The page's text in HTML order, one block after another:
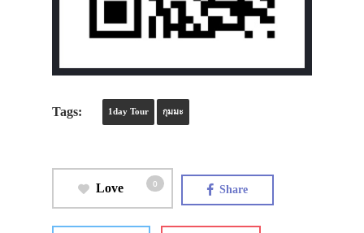
Tags: 1day Tour กุมมะ
Love 0 Share